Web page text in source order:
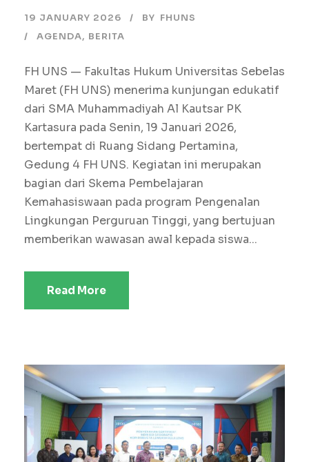
19 JANUARY 2026 BY FHUNS
AGENDA, BERITA
FH UNS — Fakultas Hukum Universitas Sebelas
Maret (FH UNS) menerima kunjungan edukatif
dari SMA Muhammadiyah Al Kautsar PK
Kartasura pada Senin, 19 Januari 2026,
bertempat di Ruang Sidang Pertamina,
Gedung 4 FH UNS. Kegiatan ini merupakan
bagian dari Skema Pembelajaran
Kemahasiswaan pada program Pengenalan
Lingkungan Perguruan Tinggi, yang bertujuan
memberikan wawasan awal kepada siswa...
Read More